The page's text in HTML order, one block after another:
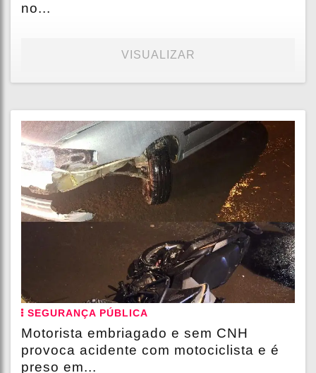
no...
VISUALIZAR
SEGURANÇA PÚBLICA
Motorista embriagado e sem CNH
provoca acidente com motociclista e é
preso em...